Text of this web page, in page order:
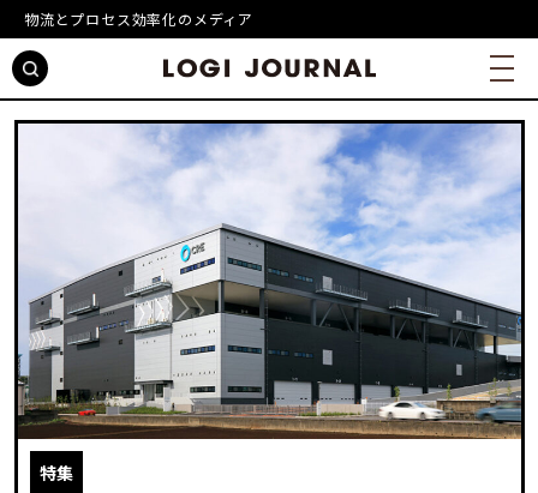
物流とプロセス効率化のメディア
特集